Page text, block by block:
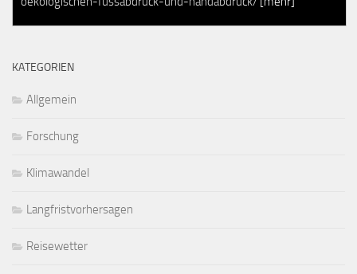
KATEGORIEN
Allgemein
Forschung
Klimawandel
Langfristvorhersagen
Reisewetter